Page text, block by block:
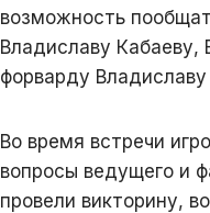
возможность
Владиславу
форварду Владиславу
Во время встречи
вопросы ведущего и
провели викторину,